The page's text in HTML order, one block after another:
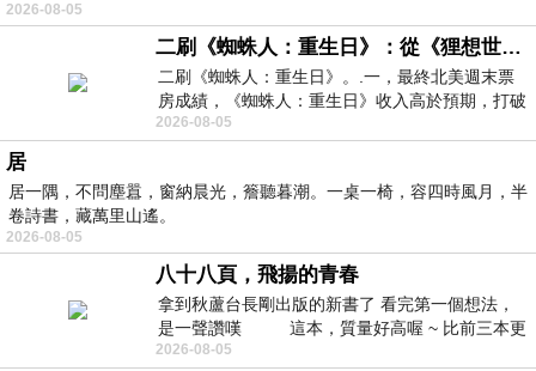
2026-08-05
二刷《蜘蛛人：重生日》：從《狸想世界》到《怪奇物語》
二刷《蜘蛛人：重生日》。.一，最終北美週末票
房成績，《蜘蛛人：重生日》收入高於預期，打破
《復仇者聯盟：終局之戰》記錄，成為
2026-08-05
居
居一隅，不問塵囂，窗納晨光，簷聽暮潮。一桌一椅，容四時風月，半
卷詩書，藏萬里山遙。
2026-08-05
八十八頁，飛揚的青春
拿到秋蘆台長剛出版的新書了 看完第一個想法，
是一聲讚嘆 這本，質量好高喔 ~ 比前三本更
勝一
2026-08-05